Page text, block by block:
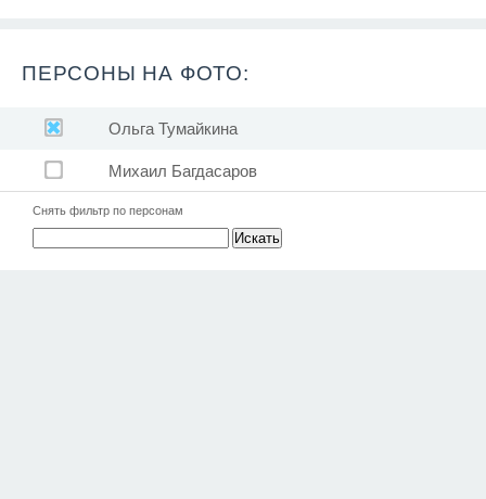
ПЕРСОНЫ НА ФОТО:
Ольга Тумайкина
Михаил Багдасаров
Снять фильтр по персонам